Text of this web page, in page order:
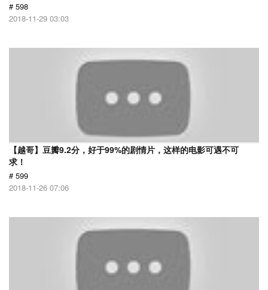
# 598
2018-11-29 03:03
【越哥】豆瓣9.2分，好于99%的剧情片，这样的电影可遇不可
求！
# 599
2018-11-26 07:06